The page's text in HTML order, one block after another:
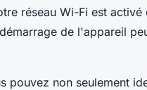
réseau Wi-Fi est
de l'appareil
pouvez non seulement